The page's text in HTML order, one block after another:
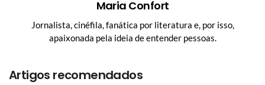
Maria Confort
Jornalista, cinéfila, fanática por literatura e, por isso,
apaixonada pela ideia de entender pessoas.
Artigos recomendados